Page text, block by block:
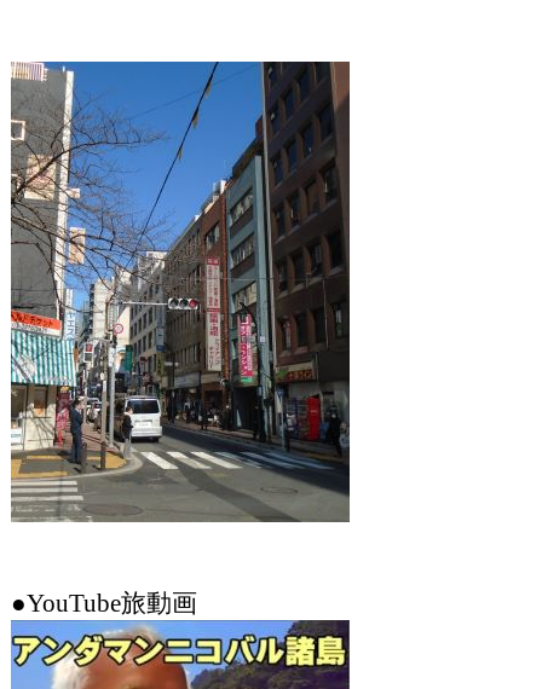
●YouTube旅動画